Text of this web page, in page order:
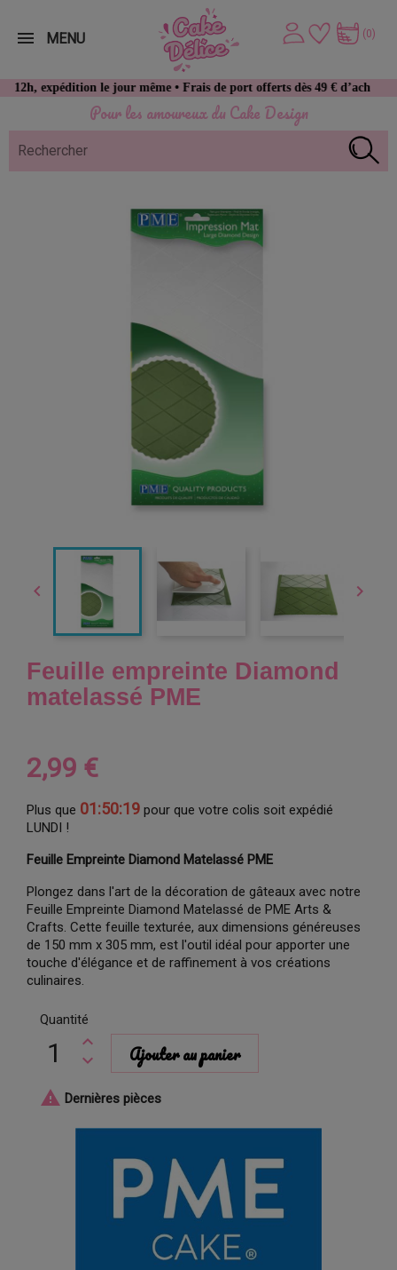
Pour les amoureux du Cake Design
expédition le jour même • Frais de port offerts dès 49 € d’achat
(0)
MENU
 
Feuille empreinte Diamond
matelassé PME
2,99 €
Plus que 01:50:18 pour que votre colis soit expédié
LUNDI !
Feuille Empreinte Diamond Matelassé PME
Plongez dans l'art de la décoration de gâteaux avec notre
Feuille Empreinte Diamond Matelassé de PME Arts &
Crafts. Cette feuille texturée, aux dimensions généreuses
de 150 mm x 305 mm, est l'outil idéal pour apporter une
touche d'élégance et de raffinement à vos créations
culinaires.
Quantité
Ajouter au panier
 Dernières pièces